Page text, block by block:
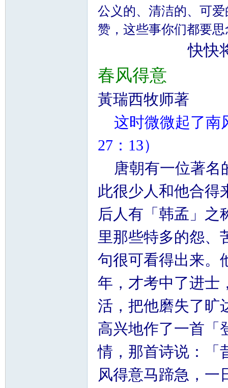
公义的、清洁的、可
赞，这些事你们都要思
快快
春风得意
黃瑞西牧师著
这时微微起了
27：13）
唐朝有一位著名
此很少人和他合得
后人有「韩孟」之
里那些特多的怨
句很可看得出来。
年，才考中了进士
活，把他磨失了旷
高兴地作了一首「
情，那首诗说：「
风得意马蹄急，